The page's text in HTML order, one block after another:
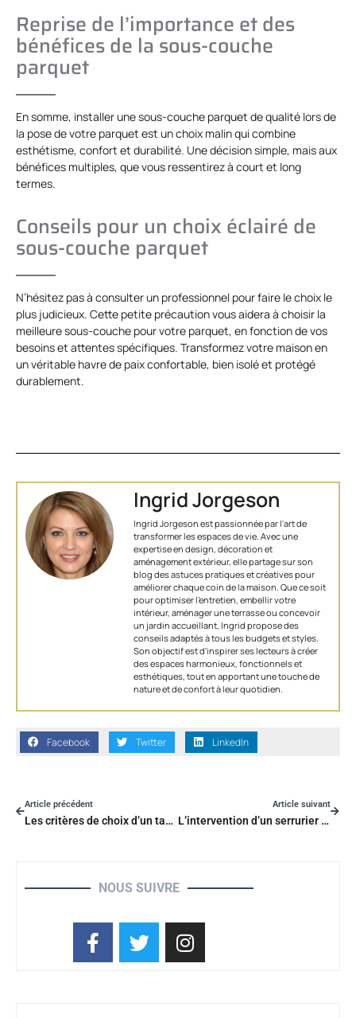
Reprise de l’importance et des
bénéfices de la sous-couche
parquet
En somme, installer une sous-couche parquet de qualité lors de
la pose de votre parquet est un choix malin qui combine
esthétisme, confort et durabilité. Une décision simple, mais aux
bénéfices multiples, que vous ressentirez à court et long
termes.
Conseils pour un choix éclairé de
sous-couche parquet
N’hésitez pas à consulter un professionnel pour faire le choix le
plus judicieux. Cette petite précaution vous aidera à choisir la
meilleure sous-couche pour votre parquet, en fonction de vos
besoins et attentes spécifiques. Transformez votre maison en
un véritable havre de paix confortable, bien isolé et protégé
durablement.
Ingrid Jorgeson
Ingrid Jorgeson est passionnée par l'art de
transformer les espaces de vie. Avec une
expertise en design, décoration et
aménagement extérieur, elle partage sur son
blog des astuces pratiques et créatives pour
améliorer chaque coin de la maison. Que ce soit
pour optimiser l’entretien, embellir votre
intérieur, aménager une terrasse ou concevoir
un jardin accueillant, Ingrid propose des
conseils adaptés à tous les budgets et styles.
Son objectif est d'inspirer ses lecteurs à créer
des espaces harmonieux, fonctionnels et
esthétiques, tout en apportant une touche de
nature et de confort à leur quotidien.
Facebook Twitter LinkedIn
Article précédent
Les critères de choix d’un tapis pour habiller et décorer votre salon
Article suivant
L’intervention d’un serrurier pour l’ouverture de porte : ce que vous devez savoir
NOUS SUIVRE